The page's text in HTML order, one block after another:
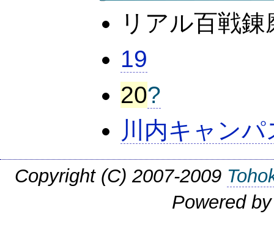
リアル百戦錬
19
20?
川内キャンパ
Copyright (C) 2007-2009
Powered